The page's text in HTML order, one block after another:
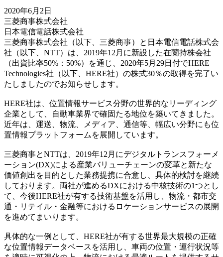
2020年6月2日
三菱商事株式会社
日本電信電話株式会社
三菱商事株式会社（以下、三菱商事）と日本電信電話株式会
社（以下、NTT）は、2019年12月に新設した在蘭持株会社
（出資比率50%：50%）を通じ、2020年5月29日付でHERE
Technologies社（以下、HERE社）の株式30％の取得を完了い
たしましたのでお知らせします。
HERE社は、位置情報サービス分野の世界的なリーディング
企業として、自動車業界で確固たる地位を築いてきました。
近年は、運送、物流、メディア、通信等、幅広い分野にも位
置情報プラットフォームを展開しています。
三菱商事とNTTは、2019年12月にデジタルトランスフォーメ
ーション(DX)による産業バリューチェーンの変革と新たな
価値創出を目的とした業務提携に合意し、具体的検討を継続
しております。両社が進めるDXにおける中核技術の1つとし
て、今後HERE社が有する技術基盤を活用し、物流・都市交
通・リテイル・金融等におけるロケーションサービスの展開
を進めてまいります。
具体的な一例として、HERE社が有する世界最大規模の正確
な位置情報データベースを活用し、車両の位置・運行状況等